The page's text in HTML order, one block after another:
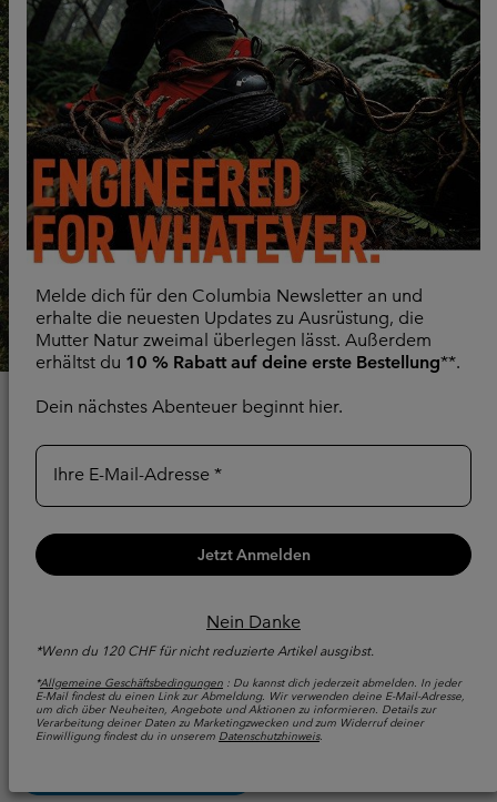
Melde dich für den Columbia Newsletter an und
erhalte die neuesten Updates zu Ausrüstung, die
Mutter Natur zweimal überlegen lässt. Außerdem
erhältst du 10 % Rabatt auf deine erste Bestellung**.
Dein nächstes Abenteuer beginnt hier.
Ihre E-Mail-Adresse
Jetzt Anmelden
Nein Danke
*Wenn du 120 CHF für nicht reduzierte Artikel ausgibst.
*Allgemeine Geschäftsbedingungen : Du kannst dich jederzeit abmelden. In jeder
E-Mail findest du einen Link zur Abmeldung. Wir verwenden deine E-Mail-Adresse,
um dich über Neuheiten, Angebote und Aktionen zu informieren. Details zur
Verarbeitung deiner Daten zu Marketingzwecken und zum Widerruf deiner
Einwilligung findest du in unserem Datenschutzhinweis.
WARUM SOLLTEST DU
DICH BEIUNLOCK
VON COLUMBIA
ANMELDEN?
Denn mehr Abenteuer sollten mit mehr Vorteilen
verbunden sein. Mit Columbia UNLOCK erhältst du
Zugang zu exklusiven Events, Angeboten nur für
Mitglieder, frühzeitigem Zugang zu neuen Produkten und
personalisierten Vorteilen: einfach mehr von dem, was
du liebst – unlocked.